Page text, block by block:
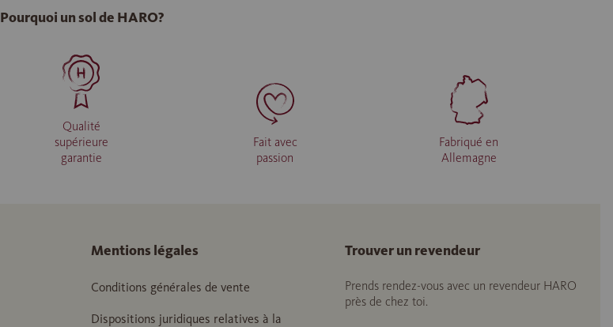
Pourquoi un sol de HARO?
Qualité
supérieure
garantie
Fait avec
passion
Fabriqué en
Allemagne
Mentions légales
Conditions générales de vente
Dispositions juridiques relatives à la
Trouver un revendeur
Prends rendez-vous avec un revendeur HARO
près de chez toi.